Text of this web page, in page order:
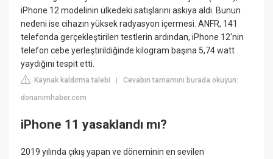
iPhone 12 modelinin ülkedeki satışlarını askıya aldı. Bunun
nedeni ise cihazın yüksek radyasyon içermesi. ANFR, 141
telefonda gerçekleştirilen testlerin ardından, iPhone 12'nin
telefon cebe yerleştirildiğinde kilogram başına 5,74 watt
yaydığını tespit etti.
Kaynak kaldırma talebi |Cevabın tamamını burada okuyun:
donanimhaber.com
iPhone 11 yasaklandı mı?
2019 yılında çıkış yapan ve döneminin en sevilen